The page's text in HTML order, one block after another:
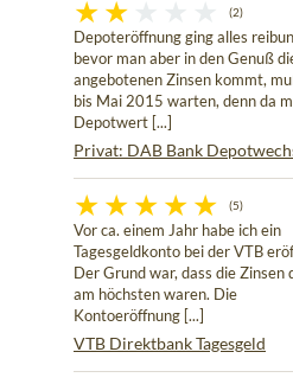
(2)
Depoteröffnung ging alles
bevor man aber in den Genuß
angebotenen Zinsen kommt,
bis Mai 2015 warten, denn da
Depotwert [...]
Privat: DAB Bank
(5)
Vor ca. einem Jahr habe ich ein
Tagesgeldkonto bei der VTB
Der Grund war, dass die Zinsen
am höchsten waren. Die
Kontoeröffnung [...]
VTB Direktbank Tagesgeld